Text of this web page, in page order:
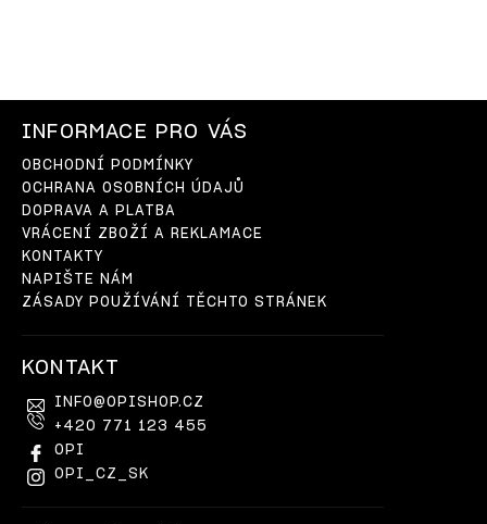
INFORMACE PRO VÁS
OBCHODNÍ PODMÍNKY
OCHRANA OSOBNÍCH ÚDAJŮ
DOPRAVA A PLATBA
VRÁCENÍ ZBOŽÍ A REKLAMACE
KONTAKTY
NAPIŠTE NÁM
ZÁSADY POUŽÍVÁNÍ TĚCHTO STRÁNEK
KONTAKT
INFO@OPISHOP.CZ
+420 771 123 455
OPI
OPI_CZ_SK